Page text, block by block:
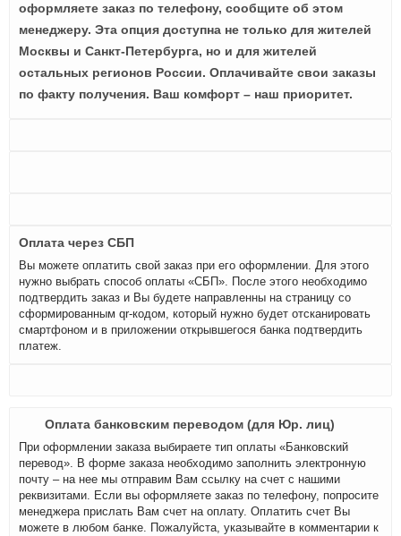
оформляете заказ по телефону, сообщите об этом
менеджеру. Эта опция доступна не только для жителей
Москвы и Санкт-Петербурга, но и для жителей
остальных регионов России. Оплачивайте свои заказы
по факту получения. Ваш комфорт – наш приоритет.
Оплата через СБП
Вы можете оплатить свой заказ при его оформлении. Для этого
нужно выбрать способ оплаты «СБП». После этого необходимо
подтвердить заказ и Вы будете направленны на страницу со
сформированным qr-кодом, который нужно будет отсканировать
смартфоном и в приложении открывшегося банка подтвердить
платеж.
Оплата банковским переводом (для Юр. лиц)
При оформлении заказа выбираете тип оплаты «Банковский
перевод». В форме заказа необходимо заполнить электронную
почту – на нее мы отправим Вам ссылку на счет с нашими
реквизитами. Если вы оформляете заказ по телефону, попросите
менеджера прислать Вам счет на оплату. Оплатить счет Вы
можете в любом банке. Пожалуйста, указывайте в комментарии к